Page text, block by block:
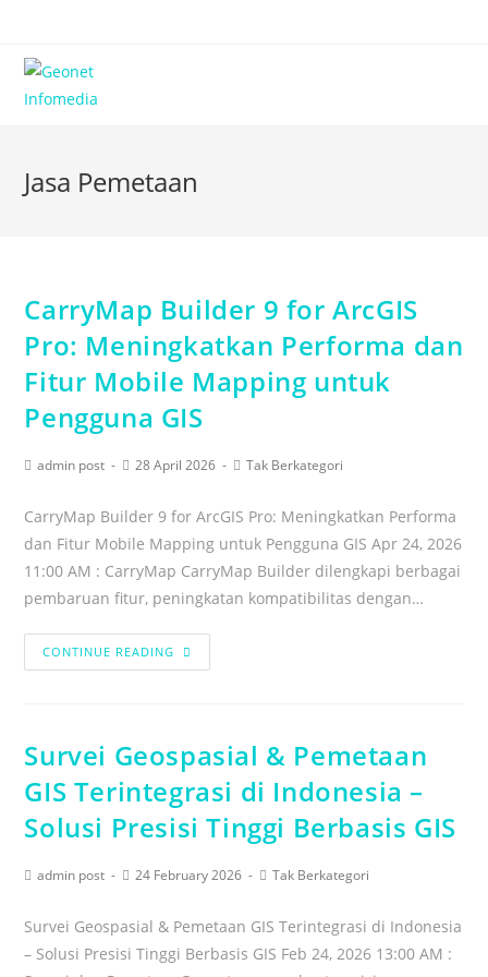
Jasa Pemetaan
CarryMap Builder 9 for ArcGIS
Pro: Meningkatkan Performa dan
Fitur Mobile Mapping untuk
Pengguna GIS
admin post 28 April 2026 Tak Berkategori
CarryMap Builder 9 for ArcGIS Pro: Meningkatkan Performa
dan Fitur Mobile Mapping untuk Pengguna GIS Apr 24, 2026
11:00 AM : CarryMap CarryMap Builder dilengkapi berbagai
pembaruan fitur, peningkatan kompatibilitas dengan…
CONTINUE READING
Survei Geospasial & Pemetaan
GIS Terintegrasi di Indonesia –
Solusi Presisi Tinggi Berbasis GIS
admin post 24 February 2026 Tak Berkategori
Survei Geospasial & Pemetaan GIS Terintegrasi di Indonesia
– Solusi Presisi Tinggi Berbasis GIS Feb 24, 2026 13:00 AM :